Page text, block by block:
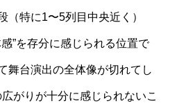
（特に1〜5列目中央近く）
感”を存分に感じられる位置で
舞台演出の全体像が切れてし
がりが十分に感じられないこ